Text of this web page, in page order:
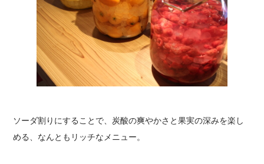
ソーダ割りにすることで、炭酸の爽やかさと果実の深みを楽し
める、なんともリッチなメニュー。